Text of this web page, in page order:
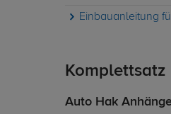
Einbauanleitung
Komplettsatz
Auto Hak